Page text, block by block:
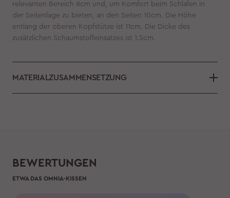
relevanten Bereich 8cm und, um Komfort beim Schlafen in
der Seitenlage zu bieten, an den Seiten 10cm. Die Höhe
entlang der oberen Kopfstütze ist 11cm. Die Dicke des
zusätzlichen Schaumstoffeinsatzes ist 1.5cm.
MATERIALZUSAMMENSETZUNG
BEWERTUNGEN
ETWA DAS OMNIA-KISSEN